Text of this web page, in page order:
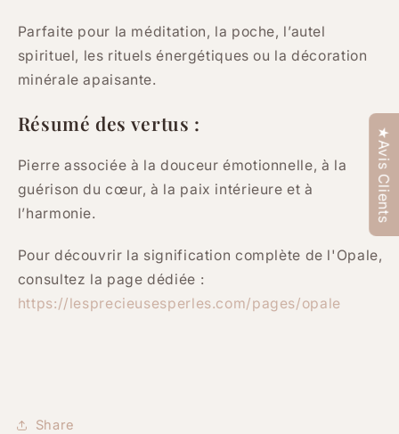
Parfaite pour la méditation, la poche, l’autel
spirituel, les rituels énergétiques ou la décoration
minérale apaisante.
Résumé des vertus :
Pierre associée à la douceur émotionnelle, à la
guérison du cœur, à la paix intérieure et à
l’harmonie.
Pour découvrir la signification complète de l'Opale,
consultez la page dédiée :
https://lesprecieusesperles.com/pages/opale
Share
★Avis Clients